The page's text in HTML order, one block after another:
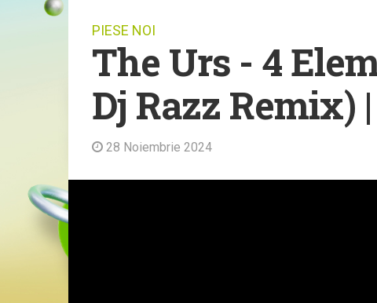
PIESE NOI
The Urs - 4
Dj Razz Remix)
28 Noiembrie 2024